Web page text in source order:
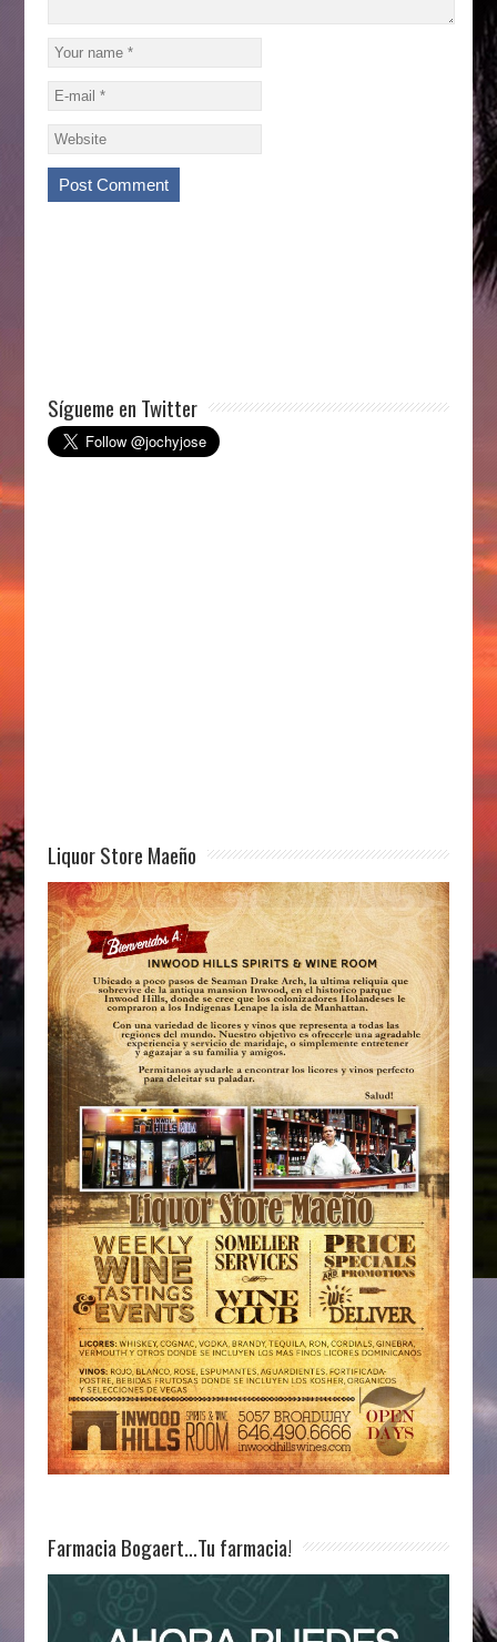
Sígueme en Twitter
Liquor Store Maeño
Farmacia Bogaert…Tu farmacia!